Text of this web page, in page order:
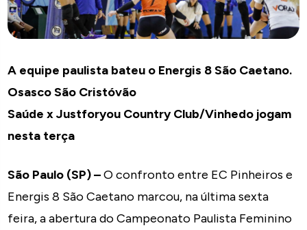
A equipe paulista bateu o Energis 8 São Caetano.
Osasco São Cristóvão
Saúde x Justforyou Country Club/Vinhedo jogam
nesta terça
São Paulo (SP) –O confronto entre EC Pinheiros e
Energis 8 São Caetano marcou, na última sexta
feira, a abertura do Campeonato Paulista Feminino